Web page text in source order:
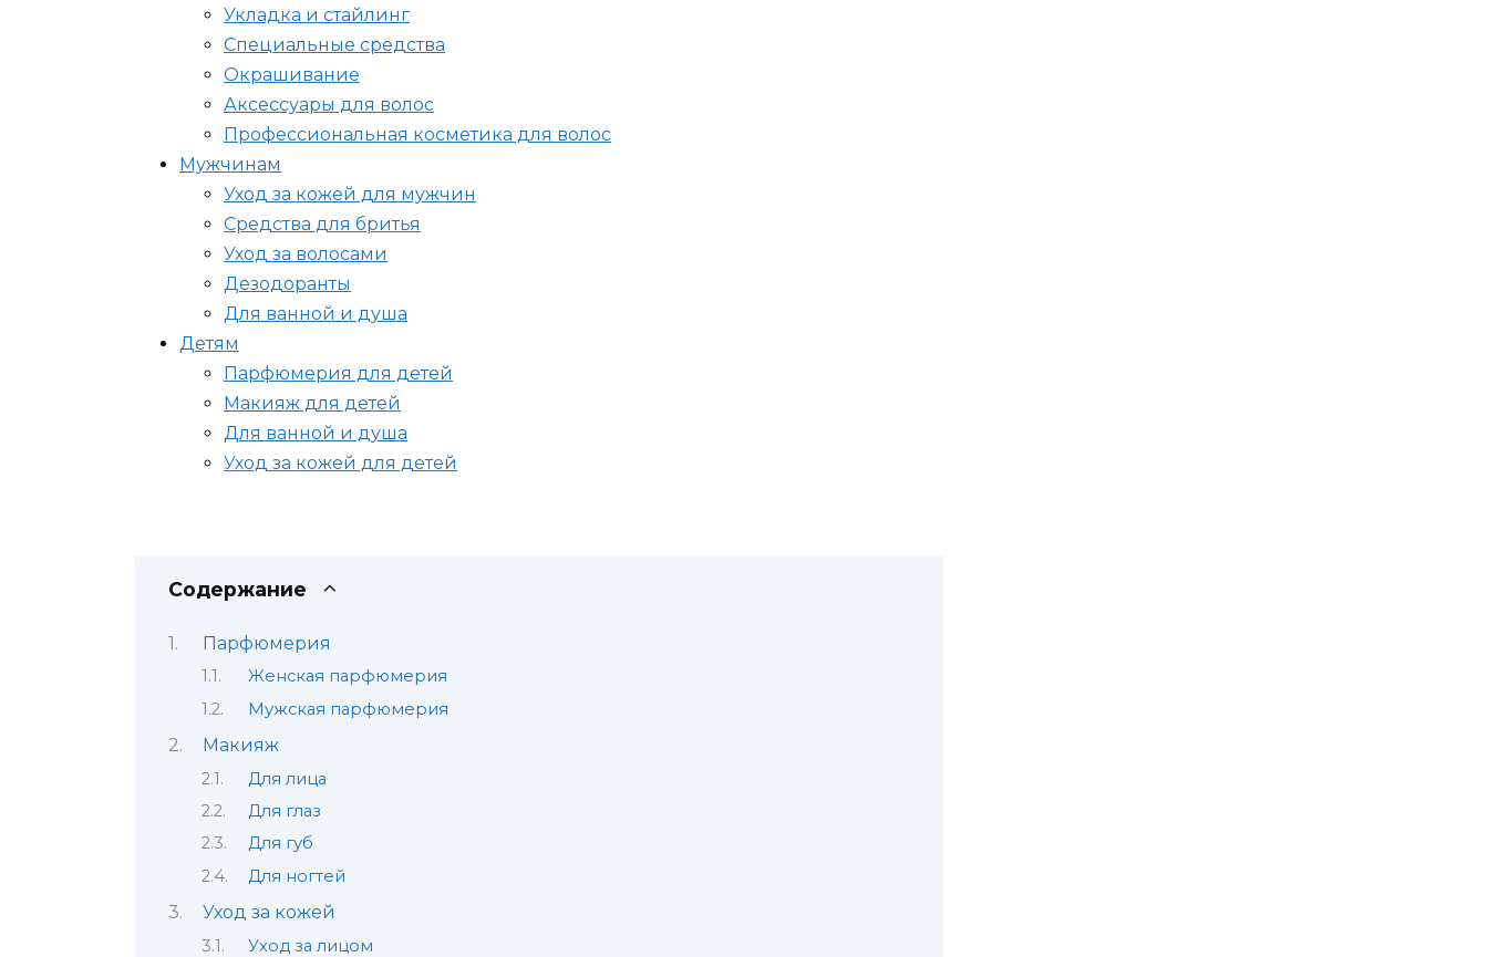
Укладка и стайлинг
Специальные средства
Окрашивание
Аксессуары для волос
Профессиональная косметика для волос
Мужчинам
Уход за кожей для мужчин
Средства для бритья
Уход за волосами
Дезодоранты
Для ванной и душа
Детям
Парфюмерия для детей
Макияж для детей
Для ванной и душа
Уход за кожей для детей
Содержание
Парфюмерия
Женская парфюмерия
Мужская парфюмерия
Макияж
Для лица
Для глаз
Для губ
Для ногтей
Уход за кожей
Уход за лицом